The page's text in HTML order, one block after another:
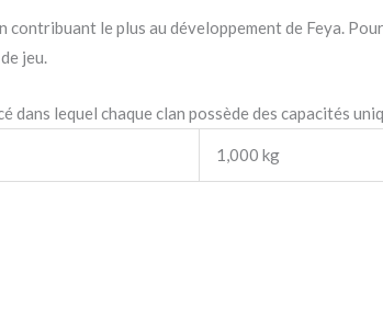
contribuant le plus au développement de Feya.
jeu.
dans lequel chaque clan possède des capacités
1,000 kg